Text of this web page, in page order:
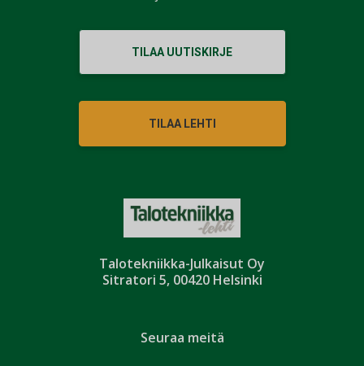
Talotekniikka-Julkaisut Oy
Sitratori 5, 00420 Helsinki
TILAA UUTISKIRJE
TILAA LEHTI
Seuraa meitä